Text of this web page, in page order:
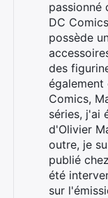
passionné
DC
possède
des
également
Comics,
séries, j'ai
d'Olivier
outre, je
publié
été
sur